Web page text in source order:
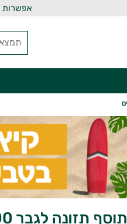
אפשרות
תוסף תזונה לגבר MORE P-100 | שורשים